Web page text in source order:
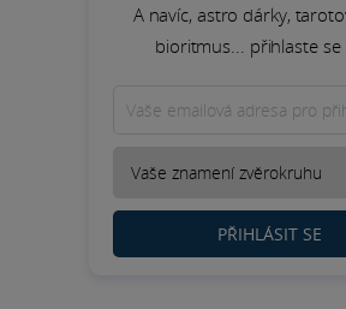
A navíc, astro dárky,
bioritmus... přihlaste se
PŘIHLÁSIT SE